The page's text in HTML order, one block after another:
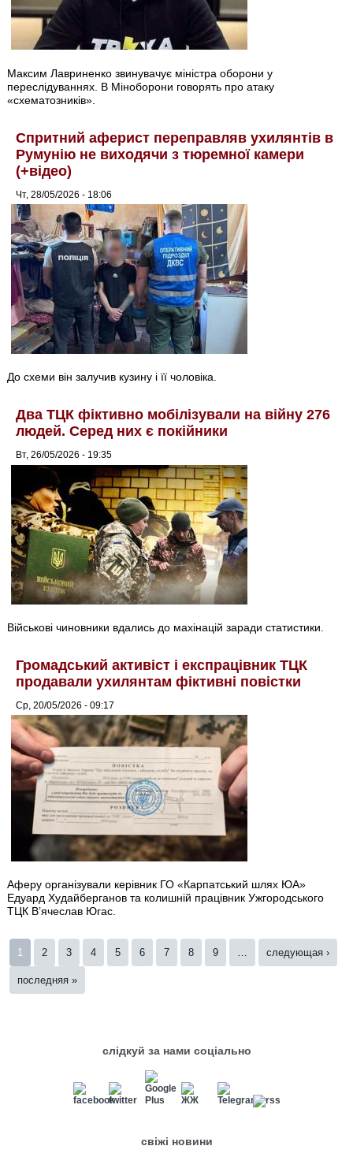
Максим Лавриненко звинувачує міністра оборони у
переслідуваннях. В Міноборони говорять про атаку
«схематозників».
Спритний аферист переправляв ухилянтів в
Румунію не виходячи з тюремної камери
(+відео)
Чт, 28/05/2026 - 18:06
До схеми він залучив кузину і її чоловіка.
Два ТЦК фіктивно мобілізували на війну 276
людей. Серед них є покійники
Вт, 26/05/2026 - 19:35
Військові чиновники вдались до махінацій заради статистики.
Громадський активіст і експрацівник ТЦК
продавали ухилянтам фіктивні повістки
Ср, 20/05/2026 - 09:17
Аферу організували керівник ГО «Карпатський шлях ЮА»
Едуард Худайберганов та колишній працівник Ужгородського
ТЦК В’ячеслав Югас.
Страницы
1 2 3 4 5 6 7 8 9 … следующая ›
последняя »
слідкуй за нами соціально
свіжі новини